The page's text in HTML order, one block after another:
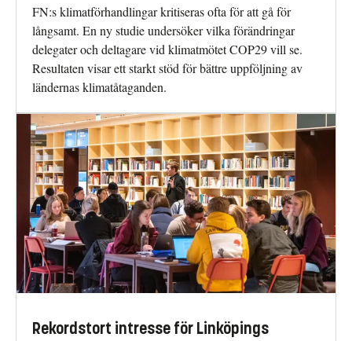
FN:s klimatförhandlingar kritiseras ofta för att gå för
långsamt. En ny studie undersöker vilka förändringar
delegater och deltagare vid klimatmötet COP29 vill se.
Resultaten visar ett starkt stöd för bättre uppföljning av
ländernas klimatåtaganden.
Rekordstort intresse för Linköpings